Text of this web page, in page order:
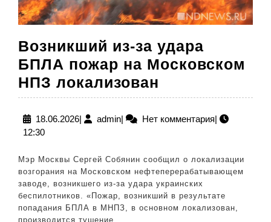
Возникший из-за удара
БПЛА пожар на Московском
НПЗ локализован
из-
за
БПЛА
пожар
на
Московском
18.06.202618.06.2026
| adminadmin
| Нет комментария|
12:30
Мэр Москвы Сергей Собянин сообщил о локализации
возгорания на Московском нефтеперерабатывающем
заводе, возникшего из-за удара украинских
беспилотников. «Пожар, возникший в результате
попадания БПЛА в МНПЗ, в основном локализован,
производится тушение